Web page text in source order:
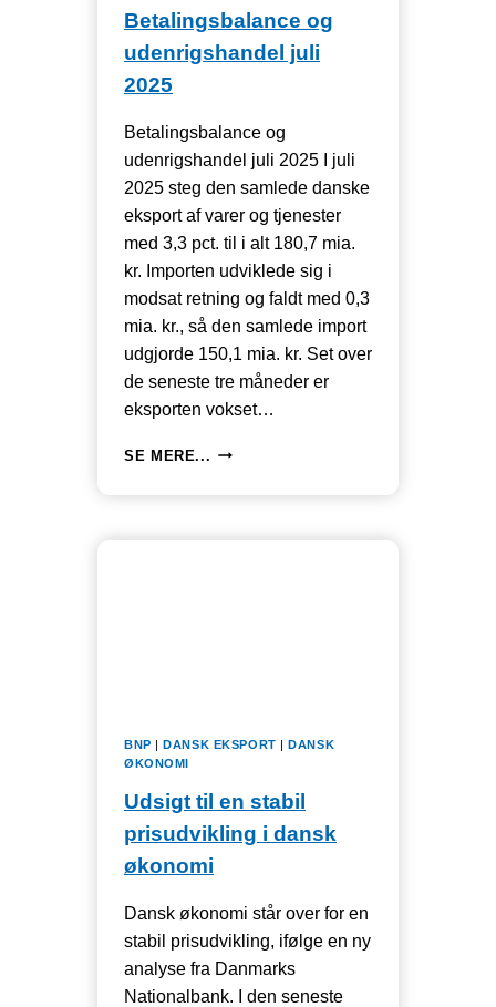
Betalingsbalance og
udenrigshandel juli
2025
Betalingsbalance og
udenrigshandel juli 2025 I juli
2025 steg den samlede danske
eksport af varer og tjenester
med 3,3 pct. til i alt 180,7 mia.
kr. Importen udviklede sig i
modsat retning og faldt med 0,3
mia. kr., så den samlede import
udgjorde 150,1 mia. kr. Set over
de seneste tre måneder er
eksporten vokset…
SE MERE... USA
BNP |DANSK EKSPORT |DANSK
ØKONOMI
Udsigt til en stabil
prisudvikling i dansk
økonomi
Dansk økonomi står over for en
stabil prisudvikling, ifølge en ny
analyse fra Danmarks
Nationalbank. I den seneste